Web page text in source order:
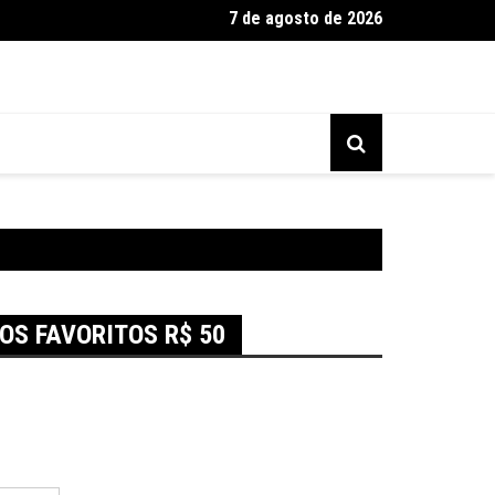
a Passo para Frango Assado Perfeito7 de agosto de 2026
FAVORITOS R$ 50